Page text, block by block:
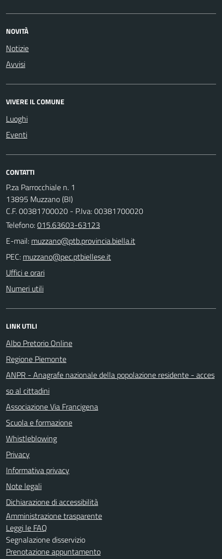
NOVITÀ
Notizie
Avvisi
VIVERE IL COMUNE
Luoghi
Eventi
CONTATTI
P.za Parrocchiale n. 1
13895 Muzzano (BI)
C.F. 00381700020 - P.Iva: 00381700020
Telefono:015.63603-63123
E-mail:
PEC:
Uffici e orari
Numeri utili
LINK UTILI
Albo Pretorio Online
Regione Piemonte
ANPR - Anagrafe nazionale della popolazione residente - acces
so al cittadini
Associazione Via Francigena
Scuola e formazione
Whistleblowing
Privacy
Informativa privacy
Note legali
Dichiarazione di accessibilità
Amministrazione trasparente
Leggi le FAQ
Segnalazione disservizio
Prenotazione appuntamento